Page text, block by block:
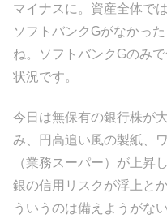
マイナスに。資産全体で
ソフトバンクGがなかっ
ね。ソフトバンクGのみ
状況です。
今日は無保有の銀行株が
み、円高追い風の製紙、
（業務スーパー）が上昇
銀の信用リスクが浮上と
ういうのは備えようがな